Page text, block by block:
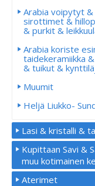
Arabia voipytyt
sirottimet &
& purkit &
Arabia koriste
taidekeramiikka
& tuikut &
Muumit
Heljä Liukko-
Lasi & kristalli &
Kupittaan Savi &
muu kotimainen
Aterimet